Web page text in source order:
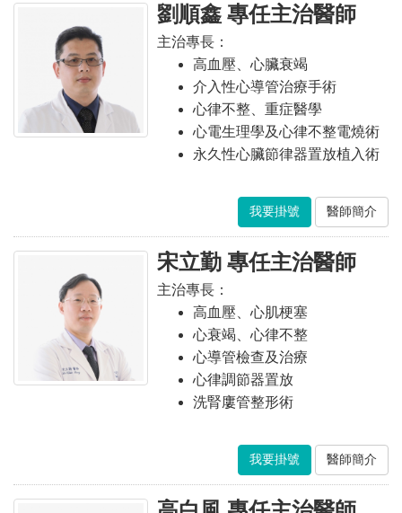
劉順鑫 專任主治醫師
主治專長：
高血壓、心臟衰竭
介入性心導管治療手術
心律不整、重症醫學
心電生理學及心律不整電燒術
永久性心臟節律器置放植入術
我要掛號 醫師簡介
宋立勤 專任主治醫師
主治專長：
高血壓、心肌梗塞
心衰竭、心律不整
心導管檢查及治療
心律調節器置放
洗腎廔管整形術
我要掛號 醫師簡介